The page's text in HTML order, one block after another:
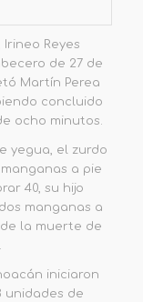
Reyes
de 27 de
Martín Perea
concluido
ocho minutos.
yegua, el zurdo
a pie
40, su hijo
manganas a
la muerte de
iniciaron
unidades de